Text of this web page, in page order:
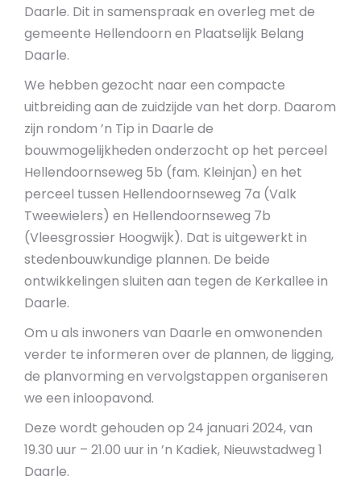
Daarle. Dit in samenspraak en overleg met de
gemeente Hellendoorn en Plaatselijk Belang
Daarle.
We hebben gezocht naar een compacte
uitbreiding aan de zuidzijde van het dorp. Daarom
zijn rondom ’n Tip in Daarle de
bouwmogelijkheden onderzocht op het perceel
Hellendoornseweg 5b (fam. Kleinjan) en het
perceel tussen Hellendoornseweg 7a (Valk
Tweewielers) en Hellendoornseweg 7b
(Vleesgrossier Hoogwijk). Dat is uitgewerkt in
stedenbouwkundige plannen. De beide
ontwikkelingen sluiten aan tegen de Kerkallee in
Daarle.
Om u als inwoners van Daarle en omwonenden
verder te informeren over de plannen, de ligging,
de planvorming en vervolgstappen organiseren
we een inloopavond.
Deze wordt gehouden op 24 januari 2024, van
19.30 uur – 21.00 uur in ’n Kadiek, Nieuwstadweg 1
Daarle.